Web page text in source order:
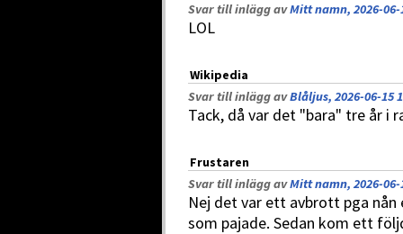
Svar till inlägg avMitt namn, 2026-06-
LOL
Wikipedia
Svar till inlägg avBlåljus, 2026-06-15
Tack, då var det "bara" tre år i
Frustaren
Svar till inlägg avMitt namn, 2026-06-
Nej det var ett avbrott pga
som pajade. Sedan kom ett